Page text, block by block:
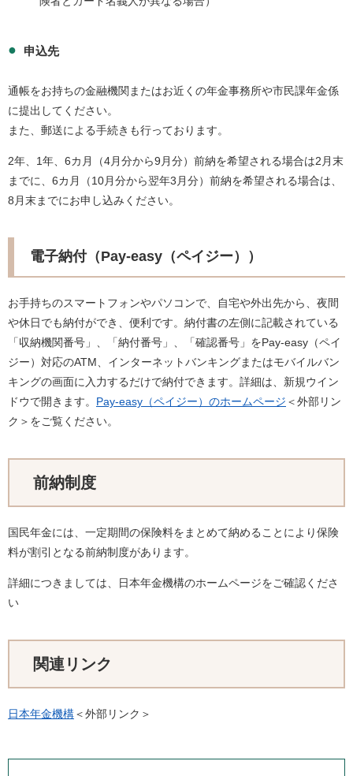
申込先
通帳をお持ちの金融機関またはお近くの年金事務所や市民課年金係
に提出してください。
また、郵送による手続きも行っております。
2年、1年、6カ月（4月分から9月分）前納を希望される場合は2月末
までに、6カ月（10月分から翌年3月分）前納を希望される場合は、
8月末までにお申し込みください。
電子納付（Pay-easy（ペイジー））
お手持ちのスマートフォンやパソコンで、自宅や外出先から、夜間
や休日でも納付ができ、便利です。納付書の左側に記載されている
「収納機関番号」、「納付番号」、「確認番号」をPay-easy（ペイ
ジー）対応のATM、インターネットバンキングまたはモバイルバン
キングの画面に入力するだけで納付できます。詳細は、新規ウイン
ドウで開きます。 Pay-easy（ペイジー）のホームページ ＜外部リン
ク＞ をご覧ください。
前納制度
国民年金には、一定期間の保険料をまとめて納めることにより保険
料が割引となる前納制度があります。
詳細につきましては、日本年金機構のホームページをご確認くださ
い
関連リンク
日本年金機構＜外部リンク＞